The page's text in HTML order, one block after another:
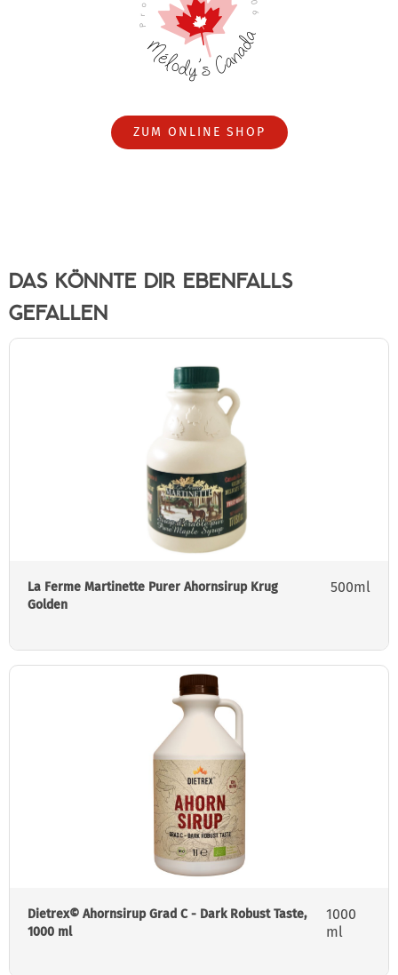
ZUM ONLINE SHOP
DAS KÖNNTE DIR EBENFALLS
GEFALLEN
La Ferme Martinette Purer Ahornsirup Krug
Golden
500ml
Dietrex© Ahornsirup Grad C - Dark Robust Taste,
1000 ml
1000
ml